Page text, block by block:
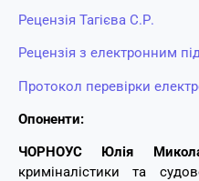
Рецензія Тагієва С.Р.
Рецензія з електронним
Протокол перевірки
Опоненти:
ЧОРНОУС Юлія
криміналістики та